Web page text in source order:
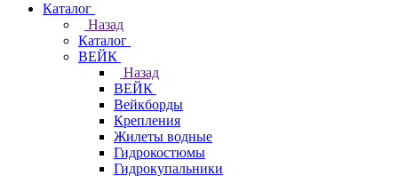
Каталог
Назад
Каталог
ВЕЙК
Назад
ВЕЙК
Вейкборды
Крепления
Жилеты водные
Гидрокостюмы
Гидрокупальники